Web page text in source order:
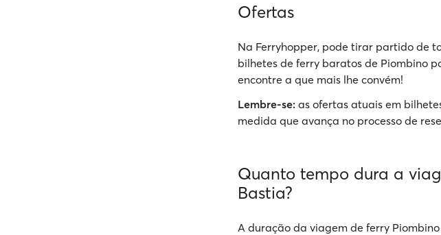
Ofertas
Na Ferryhopper, pode tirar partido de
bilhetes de ferry baratos de Piombino
encontre a que mais lhe convém!
Lembre-se: as ofertas atuais em
medida que avança no processo de
Quanto tempo dura a
Bastia?
A duração da viagem de ferry